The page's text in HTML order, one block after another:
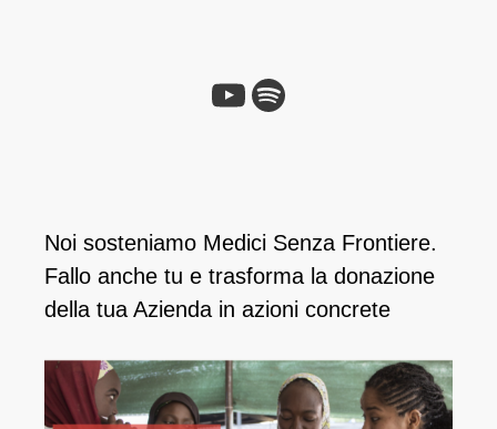
Noi sosteniamo Medici Senza Frontiere.
Fallo anche tu e ​trasforma la donazione
della tua Azienda in azioni concrete